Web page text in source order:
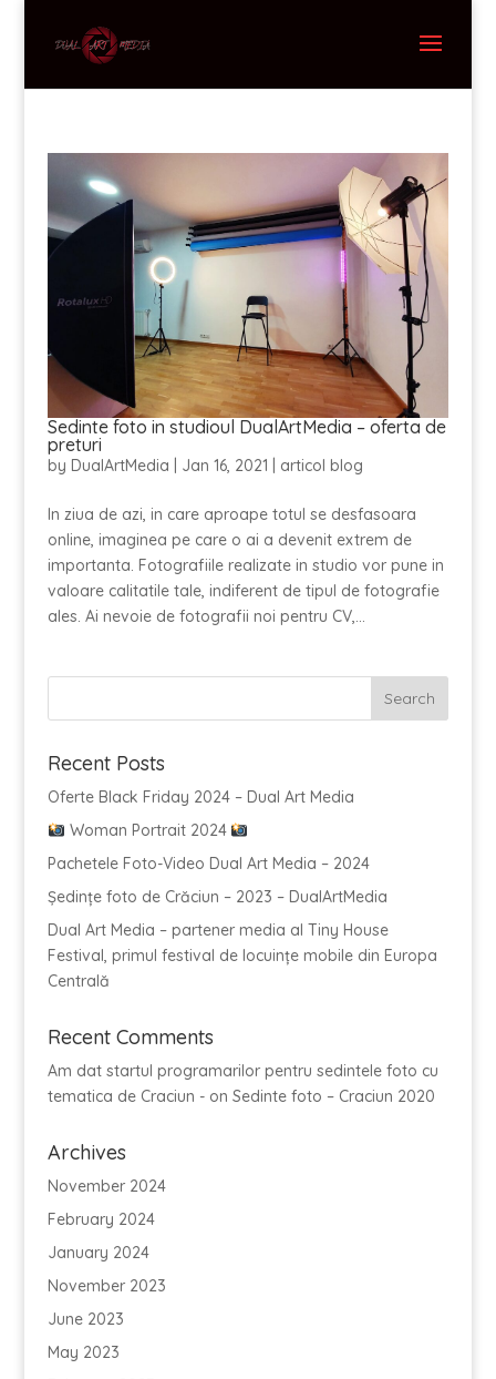
Sedinte foto in studioul DualArtMedia – oferta de
preturi
by DualArtMedia Jan 16, 2021 articol blog
In ziua de azi, in care aproape totul se desfasoara
online, imaginea pe care o ai a devenit extrem de
importanta. Fotografiile realizate in studio vor pune in
valoare calitatile tale, indiferent de tipul de fotografie
ales. Ai nevoie de fotografii noi pentru CV,...
Recent Posts
Oferte Black Friday 2024 – Dual Art Media
Woman Portrait 2024
Pachetele Foto-Video Dual Art Media – 2024
Ședințe foto de Crăciun – 2023 – DualArtMedia
Dual Art Media – partener media al Tiny House
Festival, primul festival de locuințe mobile din Europa
Centrală
Recent Comments
Am dat startul programarilor pentru sedintele foto cu
tematica de Craciun -on Sedinte foto – Craciun 2020
Archives
November 2024
February 2024
January 2024
November 2023
June 2023
May 2023